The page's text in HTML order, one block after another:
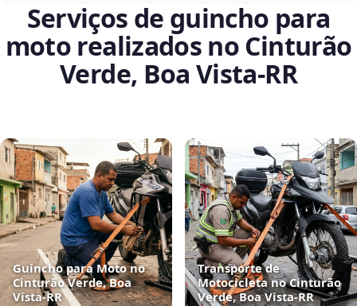
Serviços de guincho para
moto realizados no Cinturão
Verde, Boa Vista‑RR
Guincho para Moto no
Cinturão Verde, Boa
Vista‑RR
Transporte de
Motocicleta no Cinturão
Verde, Boa Vista‑RR